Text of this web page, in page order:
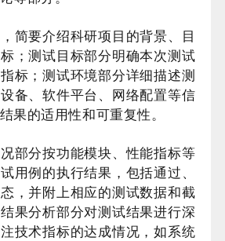
简要介绍科研项目的背景、目
；测试目标部分明确本次测试
标；测试环境部分详细描述测
备、软件平台、网络配置等信
果的适用性和可重复性。
部分按功能模块、性能指标等
用例的执行结果，包括通过、
，并附上相应的测试数据和截
果分析部分对测试结果进行深
技术指标的达成情况，如系统